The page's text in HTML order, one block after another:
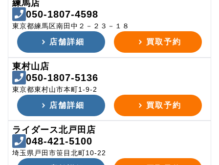
練馬店
050-1807-4598
東京都練馬区南田中２－２３－１８
店舗詳細 買取予約
東村山店
050-1807-5136
東京都東村山市本町1-9-2
店舗詳細 買取予約
ライダース北戸田店
048-421-5100
埼玉県戸田市笹目北町10-22